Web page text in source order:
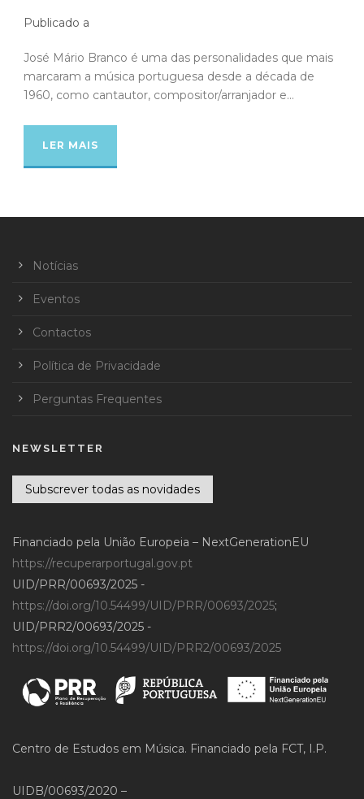
Publicado a
José Mário Branco é uma das personalidades que mais
marcaram a música portuguesa desde a década de
1960, como cantautor, compositor/arranjador e...
LER MAIS
Notícias
Eventos
Contactos
Política de Privacidade
Perguntas Frequentes
NEWSLETTER
Subscrever todas as novidades
Financiado pela União Europeia – NextGenerationEU
https://recuperarportugal.gov.pt
UID/PRR/00693/2025 -
https://doi.org/10.54499/UID/PRR/00693/2025;
UID/PRR2/00693/2025 -
https://doi.org/10.54499/UID/PRR2/00693/2025
Centro de Estudos em Música. Financiado pela FCT, I.P.
UIDB/00693/2020 –